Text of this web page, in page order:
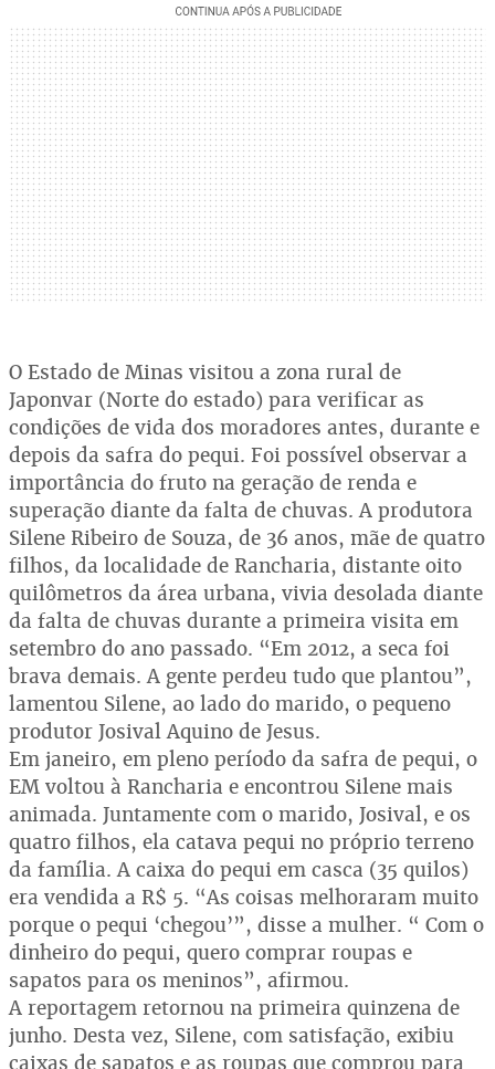
O Estado de Minas visitou a zona rural de
Japonvar (Norte do estado) para verificar as
condições de vida dos moradores antes, durante e
depois da safra do pequi. Foi possível observar a
importância do fruto na geração de renda e
superação diante da falta de chuvas. A produtora
Silene Ribeiro de Souza, de 36 anos, mãe de quatro
filhos, da localidade de Rancharia, distante oito
quilômetros da área urbana, vivia desolada diante
da falta de chuvas durante a primeira visita em
setembro do ano passado. “Em 2012, a seca foi
brava demais. A gente perdeu tudo que plantou”,
lamentou Silene, ao lado do marido, o pequeno
produtor Josival Aquino de Jesus.
Em janeiro, em pleno período da safra de pequi, o
EM voltou à Rancharia e encontrou Silene mais
animada. Juntamente com o marido, Josival, e os
quatro filhos, ela catava pequi no próprio terreno
da família. A caixa do pequi em casca (35 quilos)
era vendida a R$ 5. “As coisas melhoraram muito
porque o pequi ‘chegou’”, disse a mulher. “ Com o
dinheiro do pequi, quero comprar roupas e
sapatos para os meninos”, afirmou.
A reportagem retornou na primeira quinzena de
junho. Desta vez, Silene, com satisfação, exibiu
caixas de sapatos e as roupas que comprou para